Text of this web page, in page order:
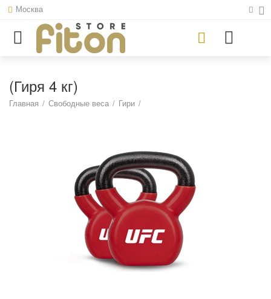
Москва
(Гиря 4 кг)
Главная / Свободные веса / Гири /